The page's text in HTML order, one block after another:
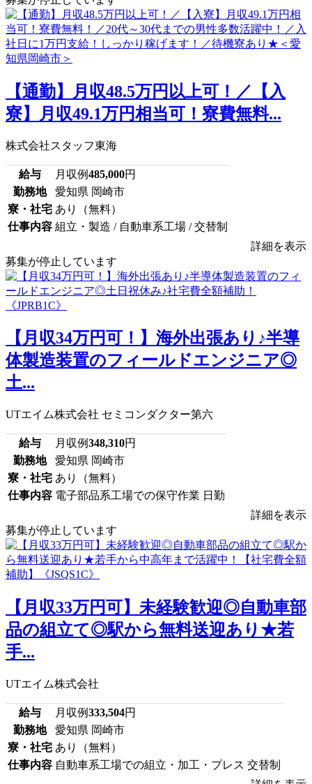
【通勤】月収48.5万円以上可！／【入
寮】月収49.1万円相当可！寮費無料...
株式会社スタッフ東海
給与 月収例485,000円
勤務地
愛知県 岡崎市
寮・社宅 あり（無料）
仕事内容 組立・製造 / 自動車系工場 / 交替制
詳細を表示
募集が停止しています
【月収34万円可！】海外出張あり♪半導
体製造装置のフィールドエンジニア◎
土...
UTエイム株式会社 セミコンダクター第六
給与 月収例348,310円
勤務地
愛知県 岡崎市
寮・社宅 あり（無料）
仕事内容 電子部品系工場での保守作業 日勤
詳細を表示
募集が停止しています
【月収33万円可】未経験歓迎◎自動車部
品の組立て◎駅から無料送迎あり★若
手...
UTエイム株式会社
給与 月収例333,504円
勤務地
愛知県 岡崎市
寮・社宅 あり（無料）
仕事内容 自動車系工場での組立・加工・プレス 交替制